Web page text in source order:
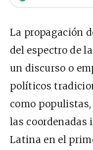
La propagación
del espectro de
un discurso o
políticos
como
las coordenadas
Latina en el